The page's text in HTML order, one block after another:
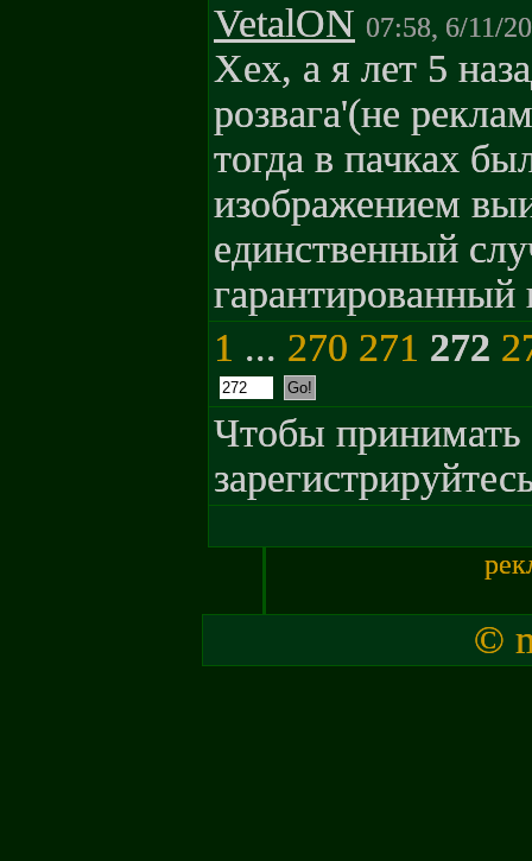
VetalON 07:58, 6/11/
Хех, а я лет 5
розвага'(не
тогда в пачках
изображением
единственный
1 ... 270 271 272
Чтобы принимать
©